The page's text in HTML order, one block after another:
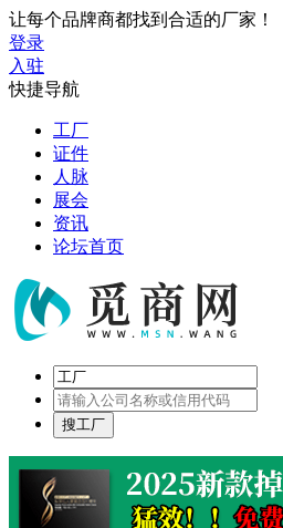
让每个品牌商都找到合适的厂家！
登录
入驻
快捷导航
工厂
证件
人脉
展会
资讯
论坛首页